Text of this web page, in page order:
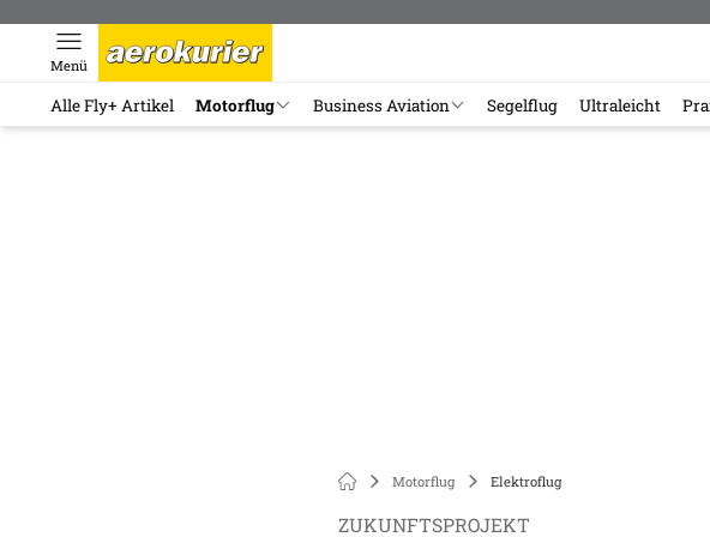
Menü
Alle Fly+ Artikel Motorflug Business Aviation Segelflug Ultraleicht
Motorflug Elektroflug
ZUKUNFTSPROJEKT